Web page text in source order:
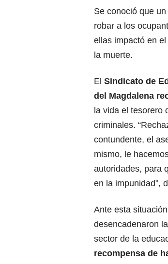
Se conoció que
robar a los
ellas impactó en
la muerte.
El Sindicato de
del Magdalena
la vida el tesorero
criminales.
contundente, el
mismo, le
autoridades, para
en la impunidad”,
Ante esta
desencadenaron
sector de la
recompensa de